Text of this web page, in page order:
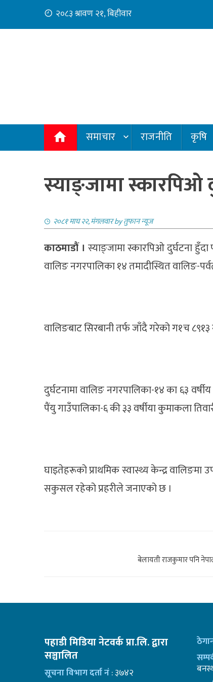
content
२०८३ श्रावण २१, बिहीवार
समाचार राजनीति कृषि
स्याङ्जामा स्कारपिओ
२०८१ माघ २२, मंगलवारbyतुफान न्यूज
काठमाडौं । स्याङ्जामा स्कारपिओ दुर्घटना
वालिङ नगरपालिका १४ तमादीस्थित वालिङ-
वालिङबाट सिरबानी तर्फ जाँदै गरेको ग१च
दुर्घटनामा वालिङ नगरपालिका-१४ का ६३ वर्षीय
पैंयु गाउँपालिका-६ की ३३ वर्षीया कुमाकला
घाइतेहरूको प्राथमिक स्वास्थ्य केन्द्र
सकुसल रहेको प्रहरीले जनाएको छ ।
बेलायती राजकुमार पनि
पहाडी मिडिया नेटवर्क प्रा.लि. द्वारा
सञ्चालित
सूचना विभाग दर्ता नं: ३७४२